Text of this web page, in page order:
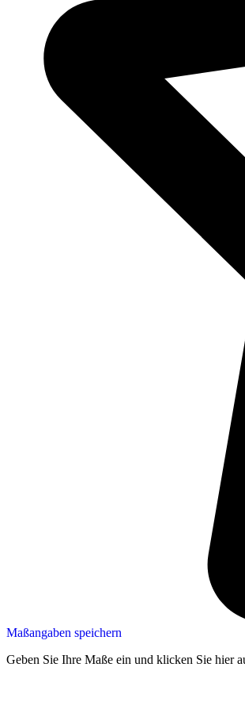
Maßangaben speichern
Geben Sie Ihre Maße ein und klicken Sie hier